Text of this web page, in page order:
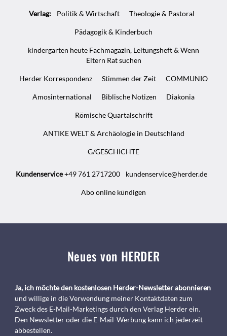
Verlag: Politik & Wirtschaft Theologie & Pastoral
Pädagogik & Kinderbuch
kindergarten heute Fachmagazin, Leitungsheft & Wenn
Eltern Rat suchen
Herder Korrespondenz Stimmen der Zeit COMMUNIO
Amosinternational Biblische Notizen Diakonia
Römische Quartalschrift
ANTIKE WELT & Archäologie in Deutschland
G/GESCHICHTE
Kundenservice+49 761 2717200 kundenservice@herder.de
Abo online kündigen
Neues von HERDER
Ja, ich möchte den kostenlosen Herder-Newsletter abonnieren
und willige in die Verwendung meiner Kontaktdaten zum
Zweck des E-Mail-Marketings durch den Verlag Herder ein.
Den Newsletter oder die E-Mail-Werbung kann ich jederzeit
abbestellen.